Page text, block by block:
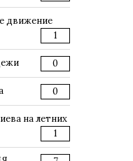
движение
1
0
0
на летних
1